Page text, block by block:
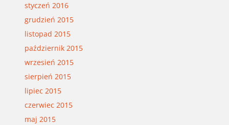
styczeń 2016
grudzień 2015
listopad 2015
październik 2015
wrzesień 2015
sierpień 2015
lipiec 2015
czerwiec 2015
maj 2015